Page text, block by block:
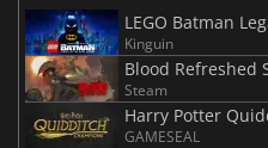
Kinguin
Blood Refreshed
Steam
Harry Potter
GAMESEAL